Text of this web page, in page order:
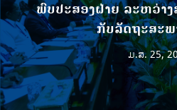
ພົບປະສອງຝ່າຍ ລະຫວ່າ
ກັບລັດຖະສະພ
ມ.ສ. 25,